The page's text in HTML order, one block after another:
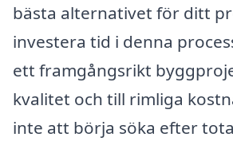
bästa alternativet för ditt
investera tid i denna
ett framgångsrikt
kvalitet och till rimliga
inte att börja söka efter